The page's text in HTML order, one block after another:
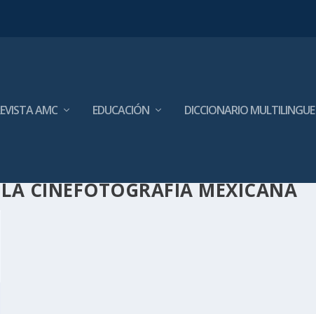
AMC EDUCACIÓN DICCIONARIO MULTILINGUE
CINEFOTOGRAFÍA MEXICANA